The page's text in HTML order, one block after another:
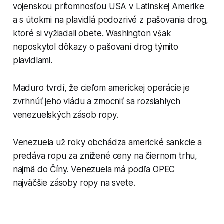
vojenskou prítomnosťou USA v Latinskej Amerike
a s útokmi na plavidlá podozrivé z pašovania drog,
ktoré si vyžiadali obete. Washington však
neposkytol dôkazy o pašovaní drog týmito
plavidlami.
Maduro tvrdí, že cieľom americkej operácie je
zvrhnúť jeho vládu a zmocniť sa rozsiahlych
venezuelských zásob ropy.
Venezuela už roky obchádza americké sankcie a
predáva ropu za znížené ceny na čiernom trhu,
najmä do Číny. Venezuela má podľa OPEC
najväčšie zásoby ropy na svete.